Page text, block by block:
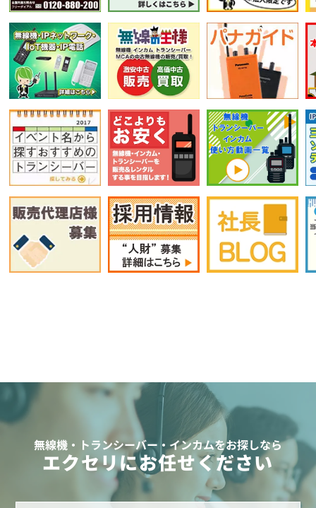
無線機・トランシーバー・インカムをお探しなら
エクセリにお任せください